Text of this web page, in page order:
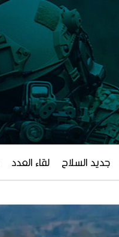
جديد السلاح لقاء العدد